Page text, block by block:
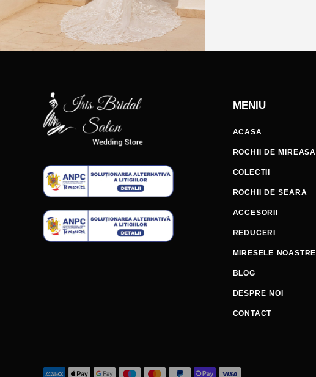
MENIU
ACASA
ROCHII DE MIREASA
COLECTII
ROCHII DE SEARA
ACCESORII
REDUCERI
MIRESELE NOASTRE
BLOG
DESPRE NOI
CONTACT